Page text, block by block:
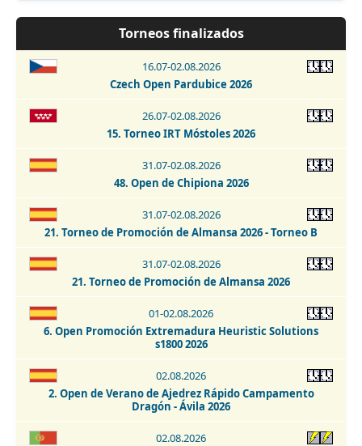
5. Open sub-1800 Hotel Vértice Sevilla Bormujos 2026
21-23.08.2026
I Torneo Internacional de Ajedrez Nubiaegip 2026
21-29.08.2026
43. Torneo Abierto Internacional de Collado Villalba 2026
22.08.2026
Blitz Nocturno Trebejo Solidario Hotel Vertice Sevilla
Bormujos 2026
22.08.2026
I Memorial José Ángel de Jesús y Encinas - Talavera de la
Reina 2026
22.08.2026
Torneo de Promoción - Talavera de la Reina 2026
22.08.2026
Torneo La Puebla de Almoradiel 2026
22-29.08.2026
Open Internacional de Ajedrez Clásico - San Cristobal de
La Laguna 2026
Torneos finalizados
16.07-02.08.2026
Czech Open Pardubice 2026
26.07-02.08.2026
15. Torneo IRT Móstoles 2026
31.07-02.08.2026
48. Open de Chipiona 2026
31.07-02.08.2026
21. Torneo de Promoción de Almansa 2026 - Torneo B
31.07-02.08.2026
21. Torneo de Promoción de Almansa 2026
01-02.08.2026
6. Open Promoción Extremadura Heuristic Solutions
s1800 2026
02.08.2026
2. Open de Verano de Ajedrez Rápido Campamento
Dragón - Ávila 2026
02.08.2026